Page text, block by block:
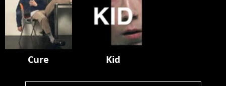
Cure Kid